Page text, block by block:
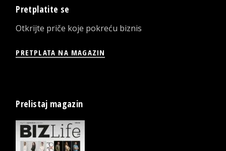
Pretplatite se
Otkrijte priče koje pokreću biznis
PRETPLATA NA MAGAZIN
Prelistaj magazin